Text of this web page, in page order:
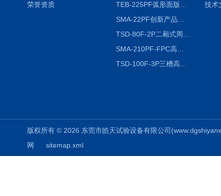
荣誉资质
技术
版权所有 © 2026 东莞市皓天试验设备有限公司
网
sitemap.xml